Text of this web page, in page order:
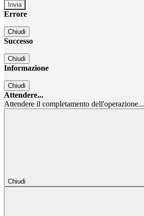
Errore
Chiudi
Successo
Chiudi
Informazione
Chiudi
Attendere...
Attendere il completamento dell'operazione...
Chiudi